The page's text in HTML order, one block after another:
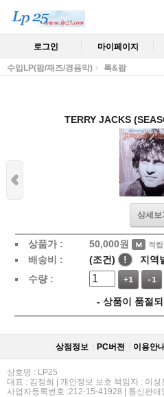
로그인 마이페이지
수입LP(팝/재즈/경음악) 록&팝
TERRY JACKS
상세보
상품가 : 50,000원 적
배송비 : (조건) ! 지역
수량 :
+1 -1
- 상품이 품절
상점정보 PC버젼 이용안내
상호명 : LP25
대표 : 김정희 | 개인정보 보호 책임자 : 이성
사업자등록번호 :212-15-41928 | 통신판